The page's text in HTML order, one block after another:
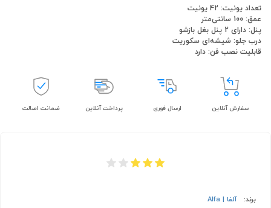
تعداد یونیت: 42 یونیت
عمق: 100 سانتی‌متر
پنل: دارای 2 پنل بغل بازشو
درب جلو: شیشه‌ای سکوریت
قابلیت نصب فن: دارد
سفارش آنلاین ارسال فوری پرداخت آنلاین ضمانت اصالت
برند:
آلفا | Alfa